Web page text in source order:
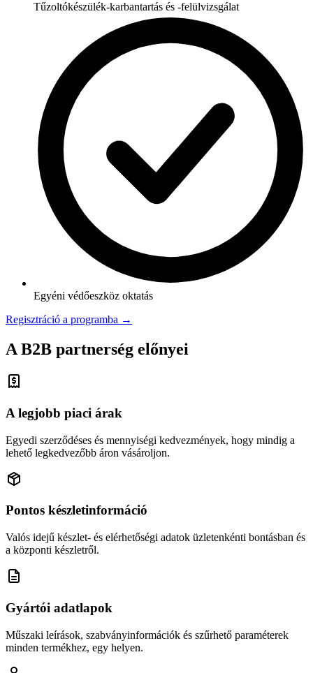
Tűzoltókészülék-karbantartás és -felülvizsgálat
Egyéni védőeszköz oktatás
Regisztráció a programba →
A B2B partnerség előnyei
A legjobb piaci árak
Egyedi szerződéses és mennyiségi kedvezmények, hogy mindig a
lehető legkedvezőbb áron vásároljon.
Pontos készletinformáció
Valós idejű készlet- és elérhetőségi adatok üzletenkénti bontásban és
a központi készletről.
Gyártói adatlapok
Műszaki leírások, szabványinformációk és szűrhető paraméterek
minden termékhez, egy helyen.